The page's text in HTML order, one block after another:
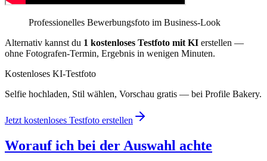
Professionelles Bewerbungsfoto im Business-Look
Alternativ kannst du 1 kostenloses Testfoto mit KI erstellen —
ohne Fotografen-Termin, Ergebnis in wenigen Minuten.
Kostenloses KI-Testfoto
Selfie hochladen, Stil wählen, Vorschau gratis — bei Profile Bakery.
Jetzt kostenloses Testfoto erstellen
Worauf ich bei der Auswahl achte